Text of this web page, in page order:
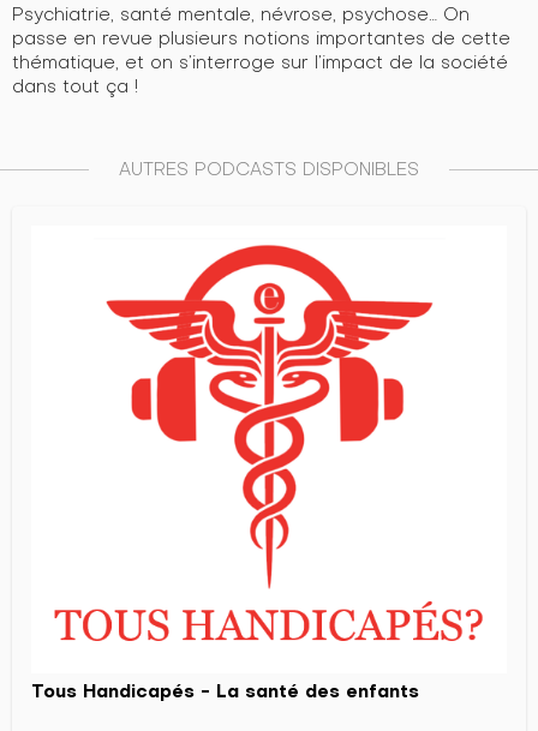
Psychiatrie, santé mentale, névrose, psychose… On
passe en revue plusieurs notions importantes de cette
thématique, et on s’interroge sur l’impact de la société
dans tout ça !
AUTRES PODCASTS DISPONIBLES
Tous Handicapés - La santé des enfants